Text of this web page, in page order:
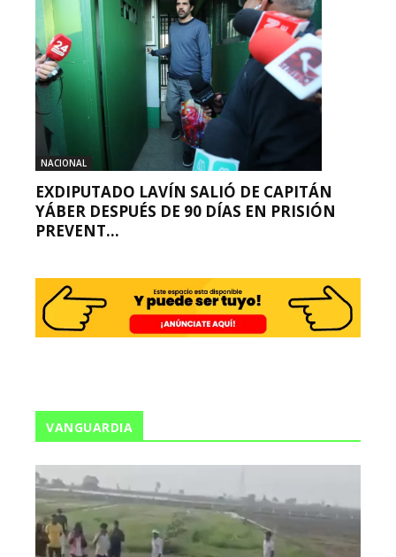
NACIONAL
EXDIPUTADO LAVÍN SALIÓ DE CAPITÁN
YÁBER DESPUÉS DE 90 DÍAS EN PRISIÓN
PREVENT...
VANGUARDIA